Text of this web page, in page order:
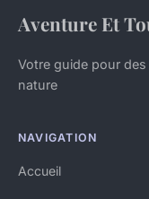
Aventure Et
Votre guide pour
nature
NAVIGATION
Accueil